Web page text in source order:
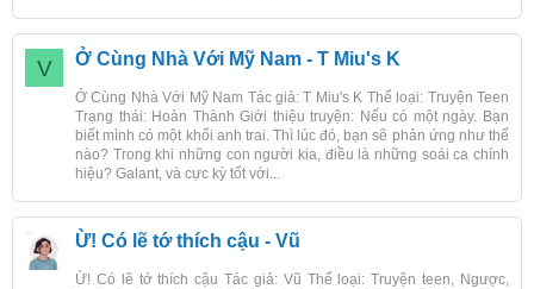
V Ở Cùng Nhà Với Mỹ Nam - T Miu's K
Ở Cùng Nhà Với Mỹ Nam Tác giả: T Miu's K Thể loại: Truyện Teen
Trạng thái: Hoàn Thành Giới thiệu truyện: Nếu có một ngày. Bạn
biết mình có một khối anh trai. Thì lúc đó, bạn sẽ phản ứng như thế
nào? Trong khi những con người kia, điều là những soái ca chính
hiệu? Galant, và cực kỳ tốt với...
Ừ! Có lẽ tớ thích cậu - Vũ
Ừ! Có lẽ tớ thích cậu Tác giả: Vũ Thể loại: Truyện teen, Ngược,